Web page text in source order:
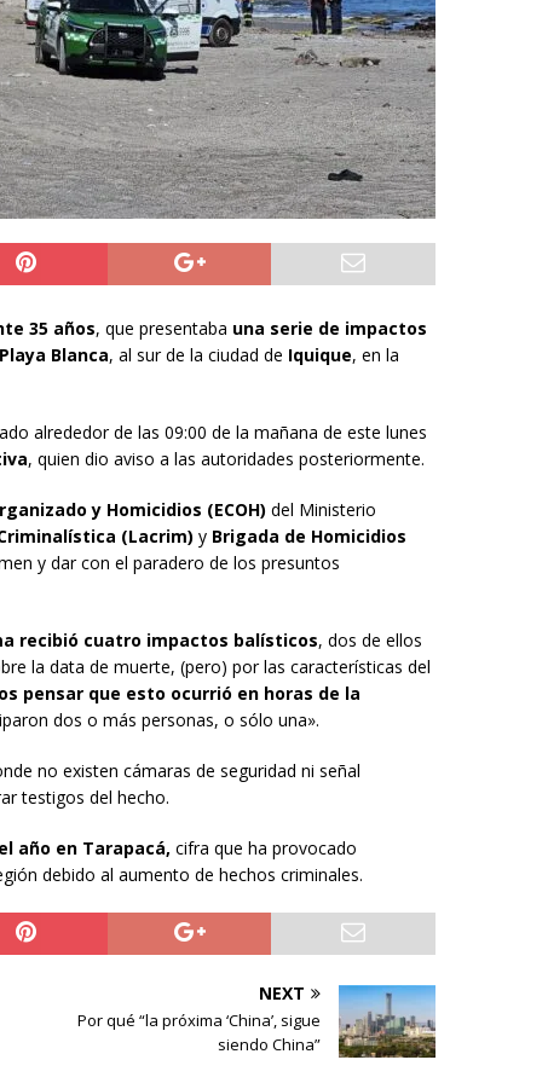
Jofre alerta por el futuro del Casino Municipal de
aprueba proyecto para mejorar el alumbrado
ALTO HOSPICIO
XIV viajará a Uruguay, Argentina y Perú del 6 al 17 de
35 años, que presentaba una serie de impactos
Playa Blanca, al sur de la ciudad de Iquique, en la
alrededor de las 09:00 de la mañana de este lunes
, quien dio aviso a las autoridades posteriormente.
y Homicidios (ECOH) del Ministerio
(Lacrim) y Brigada de Homicidios
y dar con el paradero de los presuntos
recibió cuatro impactos balísticos, dos de ellos
la data de muerte, (pero) por las características del
pensar que esto ocurrió en horas de la
dos o más personas, o sólo una».
no existen cámaras de seguridad ni señal
testigos del hecho.
año en Tarapacá, cifra que ha provocado
debido al aumento de hechos criminales.
NEXT
Por qué “la próxima ‘China’, sigue
siendo China”